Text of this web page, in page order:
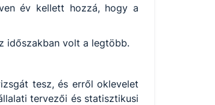
év kellett hozzá, hogy a
időszakban volt a legtöbb.
tesz, és erről oklevelet
tervezői és statisztikusi